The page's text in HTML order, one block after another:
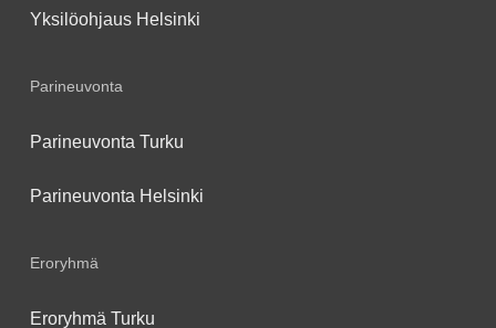
Yksilöohjaus Helsinki
Parineuvonta
Parineuvonta Turku
Parineuvonta Helsinki
Eroryhmä
Eroryhmä Turku